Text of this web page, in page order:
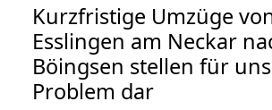
Kurzfristige Umzüge
Esslingen am Neckar
Böingsen stellen für
Problem dar